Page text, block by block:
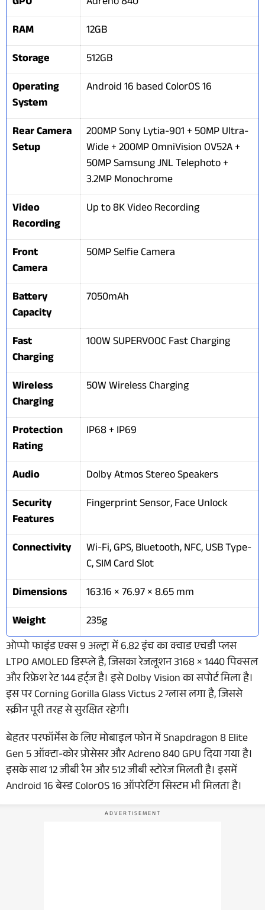
RAM
12GB
Storage
512GB
Operating
System
Android 16 based ColorOS 16
Rear Camera
Setup
200MP Sony Lytia-901 + 50MP Ultra-
Wide + 200MP OmniVision OV52A +
50MP Samsung JNL Telephoto +
3.2MP Monochrome
Video
Recording
Up to 8K Video Recording
Front
Camera
50MP Selfie Camera
Battery
Capacity
7050mAh
Fast
Charging
100W SUPERVOOC Fast Charging
Wireless
Charging
50W Wireless Charging
Protection
Rating
IP68 + IP69
Audio
Dolby Atmos Stereo Speakers
Security
Features
Fingerprint Sensor, Face Unlock
Connectivity
Wi-Fi, GPS, Bluetooth, NFC, USB Type-
C, SIM Card Slot
Dimensions
163.16 × 76.97 × 8.65 mm
Weight
235g
ओप्पो फाइंड एक्स 9 अल्ट्रा में 6.82 इंच का क्वाड एचडी प्लस
LTPO AMOLED डिस्प्ले है, जिसका रेजलूशन 3168 × 1440 पिक्सल
और रिफ्रेश रेट 144 हर्ट्ज है। इसे Dolby Vision का सपोर्ट मिला है।
इस पर Corning Gorilla Glass Victus 2 ग्लास लगा है, जिससे
स्क्रीन पूरी तरह से सुरक्षित रहेगी।
बेहतर परफॉर्मेंस के लिए मोबाइल फोन में Snapdragon 8 Elite
Gen 5 ऑक्टा-कोर प्रोसेसर और Adreno 840 GPU दिया गया है।
इसके साथ 12 जीबी रैम और 512 जीबी स्टोरेज मिलती है। इसमें
Android 16 बेस्ड ColorOS 16 ऑपरेटिंग सिस्टम भी मिलता है।